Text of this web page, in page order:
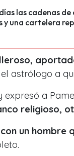
las cadenas
y una cartelera
el astrólogo a
expresó a
religioso,
un hombre